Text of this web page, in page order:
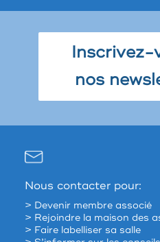
Inscrivez-
nos
Nous contacter pour:
> Devenir membre associé
> Rejoindre la maison des
> Faire labelliser sa salle